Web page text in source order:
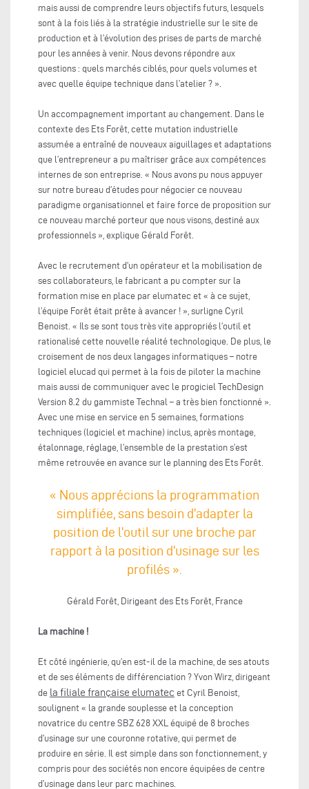
mais aussi de comprendre leurs objectifs futurs, lesquels
sont à la fois liés à la stratégie industrielle sur le site de
production et à l’évolution des prises de parts de marché
pour les années à venir. Nous devons répondre aux
questions : quels marchés ciblés, pour quels volumes et
avec quelle équipe technique dans l’atelier ? ».
Un accompagnement important au changement. Dans le
contexte des Ets Forêt, cette mutation industrielle
assumée a entraîné de nouveaux aiguillages et adaptations
que l’entrepreneur a pu maîtriser grâce aux compétences
internes de son entreprise. « Nous avons pu nous appuyer
sur notre bureau d’études pour négocier ce nouveau
paradigme organisationnel et faire force de proposition sur
ce nouveau marché porteur que nous visons, destiné aux
professionnels », explique Gérald Forêt.
Avec le recrutement d’un opérateur et la mobilisation de
ses collaborateurs, le fabricant a pu compter sur la
formation mise en place par elumatec et « à ce sujet,
l’équipe Forêt était prête à avancer ! », surligne Cyril
Benoist. « Ils se sont tous très vite appropriés l’outil et
rationalisé cette nouvelle réalité technologique. De plus, le
croisement de nos deux langages informatiques – notre
logiciel elucad qui permet à la fois de piloter la machine
mais aussi de communiquer avec le progiciel TechDesign
Version 8.2 du gammiste Technal – a très bien fonctionné ».
Avec une mise en service en 5 semaines, formations
techniques (logiciel et machine) inclus, après montage,
étalonnage, réglage, l’ensemble de la prestation s’est
même retrouvée en avance sur le planning des Ets Forêt.
« Nous apprécions la programmation
simplifiée, sans besoin d’adapter la
position de l’outil sur une broche par
rapport à la position d’usinage sur les
profilés ».
Gérald Forêt, Dirigeant des Ets Forêt, France
La machine !
Et côté ingénierie, qu’en est-il de la machine, de ses atouts
et de ses éléments de différenciation ? Yvon Wirz, dirigeant
de la filiale française elumatec et Cyril Benoist,
soulignent « la grande souplesse et la conception
novatrice du centre SBZ 628 XXL équipé de 8 broches
d’usinage sur une couronne rotative, qui permet de
produire en série. Il est simple dans son fonctionnement, y
compris pour des sociétés non encore équipées de centre
d’usinage dans leur parc machines.